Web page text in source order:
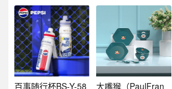
百事随行杯BS-Y-58 大嘴猴（PaulFran